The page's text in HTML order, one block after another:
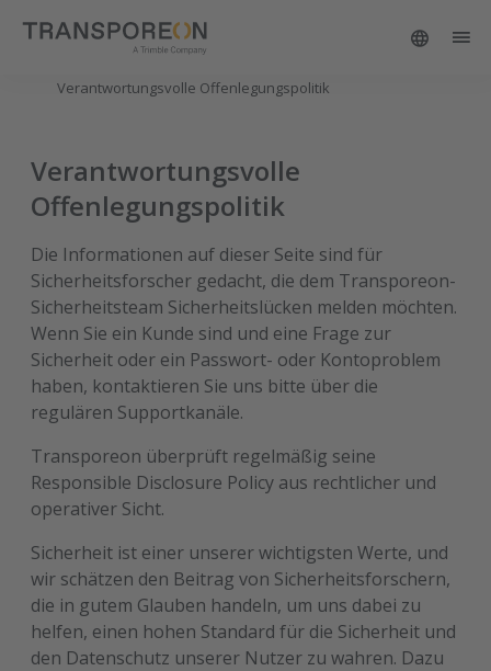
Verantwortungsvolle Offenlegungspolitik
Verantwortungsvolle
Offenlegungspolitik
Die Informationen auf dieser Seite sind für
Sicherheitsforscher gedacht, die dem Transporeon-
Sicherheitsteam Sicherheitslücken melden möchten.
Wenn Sie ein Kunde sind und eine Frage zur
Sicherheit oder ein Passwort- oder Kontoproblem
haben, kontaktieren Sie uns bitte über die
regulären Supportkanäle.
Transporeon überprüft regelmäßig seine
Responsible Disclosure Policy aus rechtlicher und
operativer Sicht.
Sicherheit ist einer unserer wichtigsten Werte, und
wir schätzen den Beitrag von Sicherheitsforschern,
die in gutem Glauben handeln, um uns dabei zu
helfen, einen hohen Standard für die Sicherheit und
den Datenschutz unserer Nutzer zu wahren. Dazu